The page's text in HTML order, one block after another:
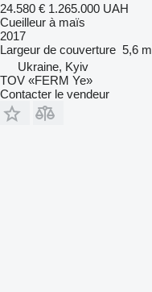
24.580 € 1.265.000 UAH
Cueilleur à maïs
2017
Largeur de couverture 5,6 m
Ukraine, Kyiv
TOV «FERM Ye»
Contacter le vendeur